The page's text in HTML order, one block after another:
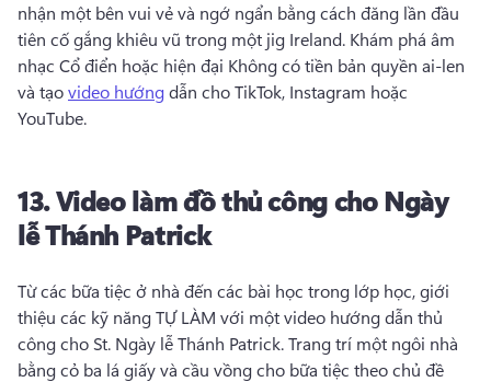
nhận một bên vui vẻ và ngớ ngẩn bằng cách đăng lần đầu
tiên cố gắng khiêu vũ trong một jig Ireland. Khám phá âm
nhạc Cổ điển hoặc hiện đại Không có tiền bản quyền ai-len
và tạo video hướng dẫn cho TikTok, Instagram hoặc
YouTube.
13.Video làm đồ thủ công cho Ngày
lễ Thánh Patrick
Từ các bữa tiệc ở nhà đến các bài học trong lớp học, giới
thiệu các kỹ năng TỰ LÀM với một video hướng dẫn thủ
công cho St. Ngày lễ Thánh Patrick. Trang trí một ngôi nhà
bằng cỏ ba lá giấy và cầu vồng cho bữa tiệc theo chủ đề